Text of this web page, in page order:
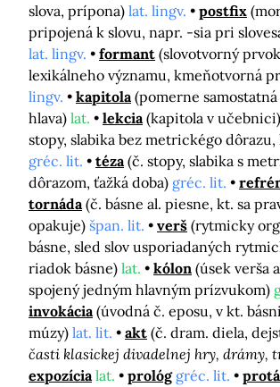
slova, prípona) lat. lingv. postfix
pripojená k slovu, napr. -sia pri
lat. lingv.
formant (slovotvorný
lexikálneho významu, kmeňotvorná
lingv.
kapitola (pomerne
hlava) lat. lekcia (kapitola v učebnici)
stopy, slabika bez metrickégo dôrazu,
gréc. lit.
téza (č. stopy, slabika s
dôrazom, ťažká doba) gréc. lit.
tornáda (č. básne al. piesne, kt. sa
opakuje) špan. lit. verš (rytmicky
básne, sled slov usporiadaných
riadok básne) lat. kólon (úsek verša
spojený jedným hlavným prízvukom)
invokácia (úvodná č. eposu, v kt.
múzy) lat. lit. akt (č. dram. diela,
časti klasickej divadelnej hry, drámy,
expozícia lat. prológ gréc. lit.